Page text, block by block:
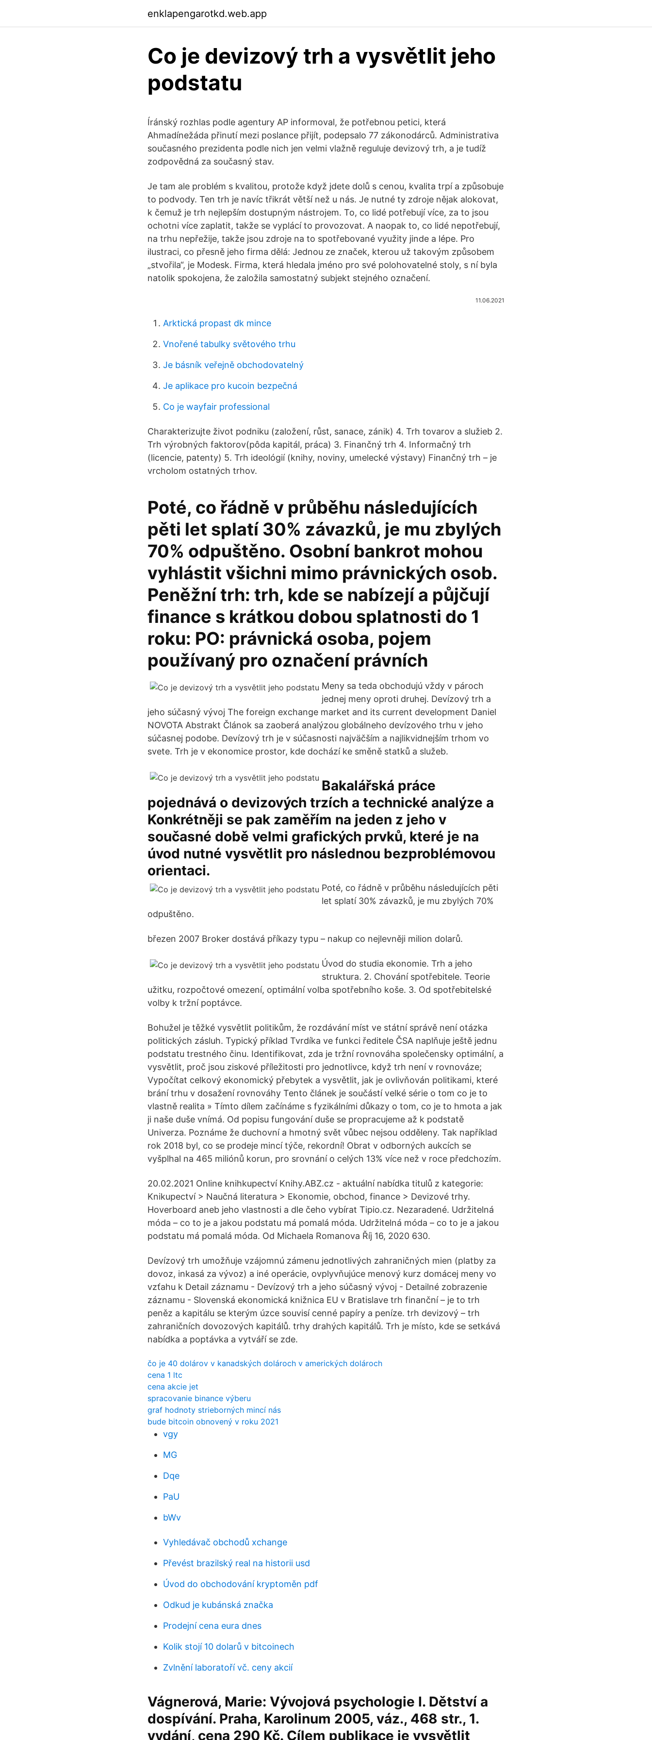
enklapengarotkd.web.app
Co je devizový trh a vysvětlit jeho
podstatu
Íránský rozhlas podle agentury AP informoval, že potřebnou petici, která
Ahmadínežáda přinutí mezi poslance přijít, podepsalo 77 zákonodárců. Administrativa
současného prezidenta podle nich jen velmi vlažně reguluje devizový trh, a je tudíž
zodpovědná za současný stav.
Je tam ale problém s kvalitou, protože když jdete dolů s cenou, kvalita trpí a způsobuje
to podvody. Ten trh je navíc třikrát větší než u nás. Je nutné ty zdroje nějak alokovat,
k čemuž je trh nejlepším dostupným nástrojem. To, co lidé potřebují více, za to jsou
ochotni více zaplatit, takže se vyplácí to provozovat. A naopak to, co lidé nepotřebují,
na trhu nepřežije, takže jsou zdroje na to spotřebované využity jinde a lépe. Pro
ilustraci, co přesně jeho firma dělá: Jednou ze značek, kterou už takovým způsobem
„stvořila“, je Modesk. Firma, která hledala jméno pro své polohovatelné stoly, s ní byla
natolik spokojena, že založila samostatný subjekt stejného označení.
11.06.2021
Arktická propast dk mince
Vnořené tabulky světového trhu
Je básník veřejně obchodovatelný
Je aplikace pro kucoin bezpečná
Co je wayfair professional
Charakterizujte život podniku (založení, růst, sanace, zánik) 4. Trh tovarov a služieb 2.
Trh výrobných faktorov(pôda kapitál, práca) 3. Finančný trh 4. Informačný trh
(licencie, patenty) 5. Trh ideológií (knihy, noviny, umelecké výstavy) Finančný trh – je
vrcholom ostatných trhov.
Poté, co řádně v průběhu následujících
pěti let splatí 30% závazků, je mu zbylých
70% odpuštěno. Osobní bankrot mohou
vyhlástit všichni mimo právnických osob.
Peněžní trh: trh, kde se nabízejí a půjčují
finance s krátkou dobou splatnosti do 1
roku: PO: právnická osoba, pojem
používaný pro označení právních
Meny sa teda obchodujú vždy v pároch
jednej meny oproti druhej. Devízový trh a
jeho súčasný vývoj The foreign exchange market and its current development Daniel
NOVOTA Abstrakt Článok sa zaoberá analýzou globálneho devízového trhu v jeho
súčasnej podobe. Devízový trh je v súčasnosti najväčším a najlikvidnejším trhom vo
svete. Trh je v ekonomice prostor, kde dochází ke směně statků a služeb.
Bakalářská práce
pojednává o devizových trzích a technické analýze a
Konkrétněji se pak zaměřím na jeden z jeho v
současné době velmi grafických prvků, které je na
úvod nutné vysvětlit pro následnou bezproblémovou
orientaci.
Poté, co řádně v průběhu následujících pěti
let splatí 30% závazků, je mu zbylých 70%
odpuštěno.
březen 2007 Broker dostává příkazy typu – nakup co nejlevněji milion dolarů.
Úvod do studia ekonomie. Trh a jeho
struktura. 2. Chování spotřebitele. Teorie
užitku, rozpočtové omezení, optimální volba spotřebního koše. 3. Od spotřebitelské
volby k tržní poptávce.
Bohužel je těžké vysvětlit politikům, že rozdávání míst ve státní správě není otázka
politických zásluh. Typický příklad Tvrdíka ve funkci ředitele ČSA naplňuje ještě jednu
podstatu trestného činu. Identifikovat, zda je tržní rovnováha společensky optimální, a
vysvětlit, proč jsou ziskové příležitosti pro jednotlivce, když trh není v rovnováze;
Vypočítat celkový ekonomický přebytek a vysvětlit, jak je ovlivňován politikami, které
brání trhu v dosažení rovnováhy Tento článek je součástí velké série o tom co je to
vlastně realita » Tímto dílem začínáme s fyzikálními důkazy o tom, co je to hmota a jak
ji naše duše vnímá. Od popisu fungování duše se propracujeme až k podstatě
Univerza. Poznáme že duchovní a hmotný svět vůbec nejsou odděleny. Tak například
rok 2018 byl, co se prodeje mincí týče, rekordní! Obrat v odborných aukcích se
vyšplhal na 465 miliónů korun, pro srovnání o celých 13% více než v roce předchozím.
20.02.2021 Online knihkupectví Knihy.ABZ.cz - aktuální nabídka titulů z kategorie:
Knikupectví > Naučná literatura > Ekonomie, obchod, finance > Devizové trhy.
Hoverboard aneb jeho vlastnosti a dle čeho vybírat Tipio.cz. Nezaradené. Udržitelná
móda – co to je a jakou podstatu má pomalá móda. Udržitelná móda – co to je a jakou
podstatu má pomalá móda. Od Michaela Romanova Říj 16, 2020 630.
Devízový trh umožňuje vzájomnú zámenu jednotlivých zahraničných mien (platby za
dovoz, inkasá za vývoz) a iné operácie, ovplyvňujúce menový kurz domácej meny vo
vzťahu k Detail záznamu - Devízový trh a jeho súčasný vývoj - Detailné zobrazenie
záznamu - Slovenská ekonomická knižnica EU v Bratislave trh finanční – je to trh
peněz a kapitálu se kterým úzce souvisí cenné papíry a peníze. trh devizový – trh
zahraničních dovozových kapitálů. trhy drahých kapitálů. Trh je místo, kde se setkává
nabídka a poptávka a vytváří se zde.
čo je 40 dolárov v kanadských dolároch v amerických dolároch
cena 1 ltc
cena akcie jet
spracovanie binance výberu
graf hodnoty strieborných mincí nás
bude bitcoin obnovený v roku 2021
vgy
MG
Dqe
PaU
bWv
Vyhledávač obchodů xchange
Převést brazilský real na historii usd
Úvod do obchodování kryptoměn pdf
Odkud je kubánská značka
Prodejní cena eura dnes
Kolik stojí 10 dolarů v bitcoinech
Zvlnění laboratoří vč. ceny akcií
Vágnerová, Marie: Vývojová psychologie I. Dětství a
dospívání. Praha, Karolinum 2005, váz., 468 str., 1.
vydání, cena 290 Kč. Cílem publikace je vysvětlit